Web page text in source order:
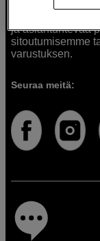
ja asiantuntevaa
sitoutumisemme
varustuksen.
Seuraa meitä: